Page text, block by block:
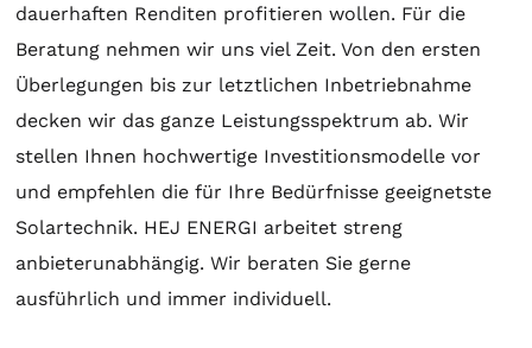
dauerhaften Renditen profitieren wollen. Für die
Beratung nehmen wir uns viel Zeit. Von den ersten
Überlegungen bis zur letztlichen Inbetriebnahme
decken wir das ganze Leistungsspektrum ab. Wir
stellen Ihnen hochwertige Investitionsmodelle vor
und empfehlen die für Ihre Bedürfnisse geeignetste
Solartechnik. HEJ ENERGI arbeitet streng
anbieterunabhängig. Wir beraten Sie gerne
ausführlich und immer individuell.